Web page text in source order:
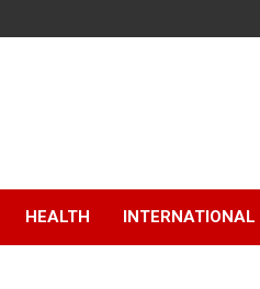
HEALTH INTERNATIONAL